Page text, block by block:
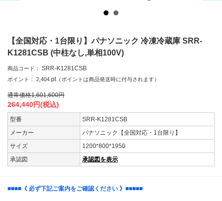
【全国対応・1台限り】パナソニック 冷凍冷蔵庫 SRR-
K1281CSB (中柱なし,単相100V)
商品コード： SRR-K1281CSB
ポイント： 2,404 pt （ポイントは商品発送時に付与されます）
通常価格1,601,600円
264,440円(税込)
型番
SRR-K1281CSB
メーカー
パナソニック【全国対応・1台限り】
サイズ
1200*800*1950
承認図
承認図を表示
■■■■ 《 必ず下記ご案内をご確認ください 》 ■■■■■